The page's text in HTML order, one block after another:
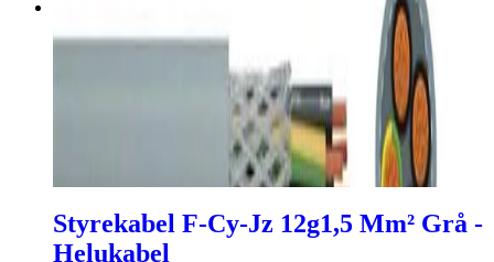
Styrekabel F-Cy-Jz 12g1,5 Mm² Grå -
Helukabel